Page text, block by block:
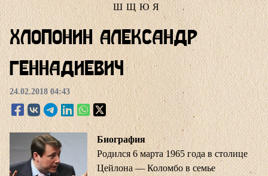
Ш Щ Ю Я
Хлопонин Александр
Геннадиевич
24.02.2018 04:43
Биография
Родился 6 марта 1965 года в столице
Цейлона — Коломбо в семье